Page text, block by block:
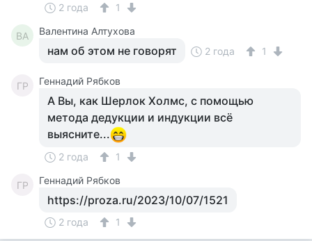
2 года 1
ВА Валентина Алтухова
нам об этом не говорят 2 года 1
ГР Геннадий Рябков
А Вы, как Шерлок Холмс, с помощью
метода дедукции и индукции всё
выясните...
2 года 1
ГР Геннадий Рябков
https://proza.ru/2023/10/07/1521
2 года 1